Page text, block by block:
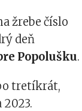
žrebe číslo
deň
Popolušku.
tretíkrát,